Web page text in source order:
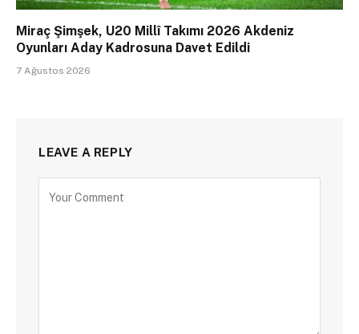
Miraç Şimşek, U20 Millî Takımı 2026 Akdeniz
Oyunları Aday Kadrosuna Davet Edildi
7 Ağustos 2026
LEAVE A REPLY